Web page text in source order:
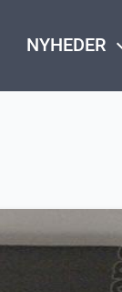
NYHEDER